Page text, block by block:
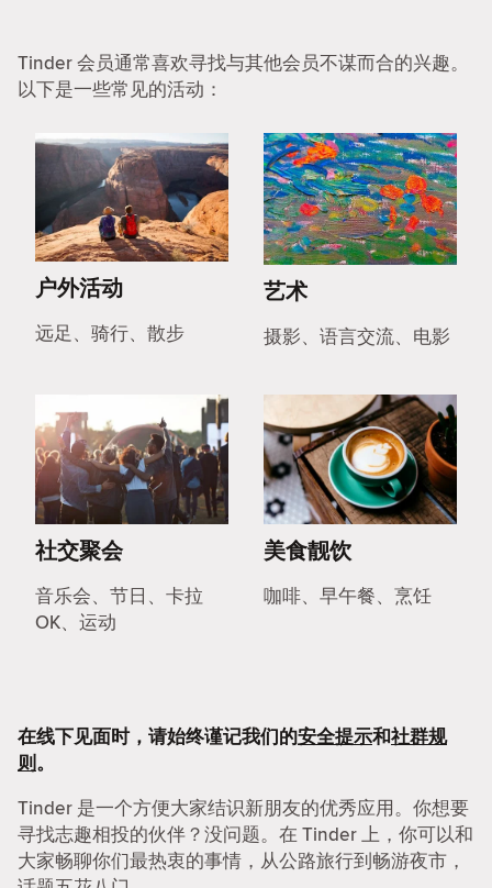
Tinder 会员通常喜欢寻找与其他会员不谋而合的兴趣。
以下是一些常见的活动：
户外活动
远足、骑行、散步
艺术
摄影、语言交流、电影
社交聚会
音乐会、节日、卡拉
OK、运动
美食靓饮
咖啡、早午餐、烹饪
在线下见面时，请始终谨记我们的安全提示和社群规
则。
Tinder 是一个方便大家结识新朋友的优秀应用。你想要
寻找志趣相投的伙伴？没问题。在 Tinder 上，你可以和
大家畅聊你们最热衷的事情，从公路旅行到畅游夜市，